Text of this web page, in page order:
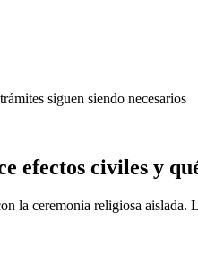
siguen siendo necesarios
efectos civiles y
la ceremonia religiosa